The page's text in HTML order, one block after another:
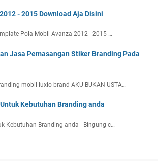
- 2015 Download Aja Disini
Pola Mobil Avanza 2012 - 2015 …
Jasa Pemasangan Stiker Branding Pada
mobil luxio brand AKU BUKAN USTA…
Kebutuhan Branding anda
Kebutuhan Branding anda - Bingung c…